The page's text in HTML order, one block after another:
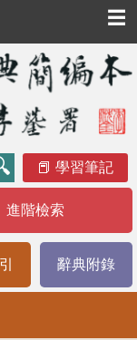
☰
學習筆記
進階檢索
辭典附錄